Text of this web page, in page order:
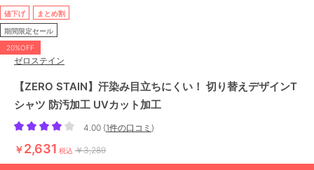
値下げ まとめ割
期間限定セール
20%OFF
ゼロステイン
【ZERO STAIN】汗染み目立ちにくい！ 切り替えデザインT
シャツ 防汚加工 UVカット加工
4.00 (1件の口コミ )
￥2,631 税込 ￥3,289